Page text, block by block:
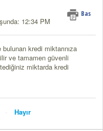
Bas
12:34 PM
kredi miktarınıza
ve tamamen güvenli
miktarda kredi
Hayır